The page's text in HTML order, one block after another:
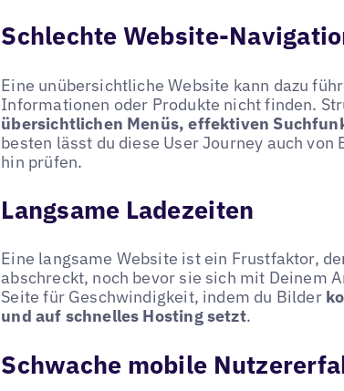
Schlechte Website-
Eine unübersichtliche Website kann dazu
Informationen oder Produkte nicht finden.
übersichtlichen Menüs, effektiven
besten lässt du diese User Journey auch
hin prüfen.
Langsame Ladezeiten
Eine langsame Website ist ein Frustfaktor,
abschreckt, noch bevor sie sich mit Deinem
Seite für Geschwindigkeit, indem du Bilder
und auf schnelles Hosting setzt.
Schwache mobile